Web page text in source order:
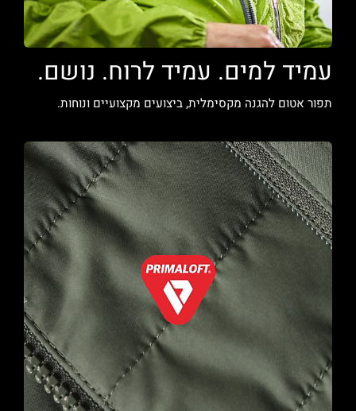
עמיד למים. עמיד לרוח. נושם.
תפור אטום להגנה מקסימלית, ביצועים מקצועיים ונוחות.